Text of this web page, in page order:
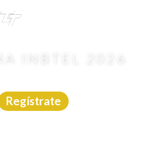
INBTEL 2026
Regístrate